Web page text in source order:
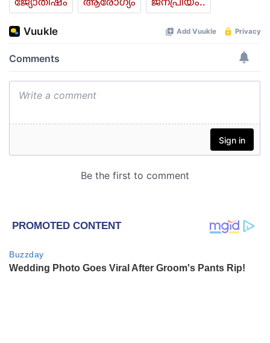
ജ്യോതിഷം ആരോഗ്യം ജനപ്രിയം..